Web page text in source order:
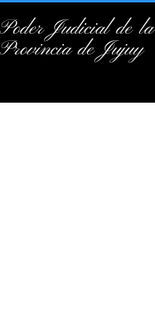
Poder Judicial de la
Provincia de Jujuy